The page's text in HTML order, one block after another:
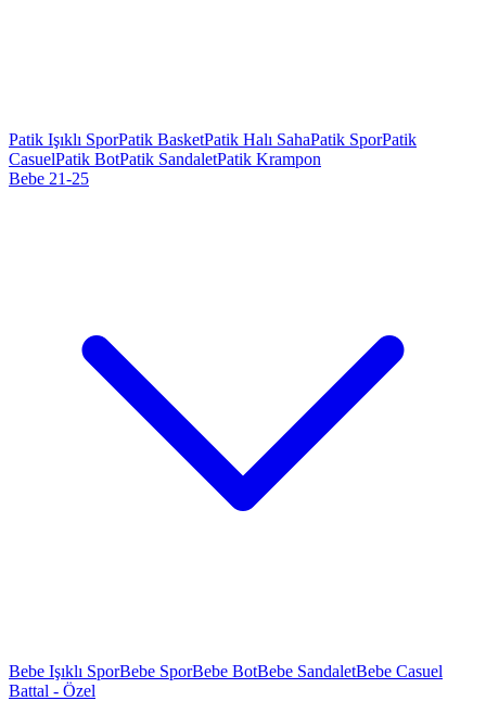
Patik Işıklı SporPatik BasketPatik Halı SahaPatik SporPatik
CasuelPatik BotPatik SandaletPatik Krampon
Bebe 21-25
Bebe Işıklı SporBebe SporBebe BotBebe SandaletBebe Casuel
Battal - Özel